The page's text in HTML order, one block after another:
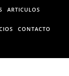
ARTICULOS
CONTACTO